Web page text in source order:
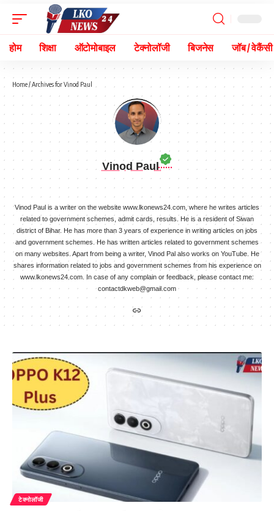
होम शिक्षा ऑटोमोबाइल टेक्नोलॉजी बिजनेस जॉब / वेकैंसी
Home/Archives for Vinod Paul
Vinod Paul
Vinod Paul is a writer on the website www.lkonews24.com, where he writes articles
related to government schemes, admit cards, results. He is a resident of Siwan
district of Bihar. He has more than 3 years of experience in writing articles on jobs
and government schemes. He has written articles related to government schemes
on many websites. Apart from being a writer, Vinod Pal also works on YouTube. He
shares information related to jobs and government schemes from his experience on
www.lkonews24.com. In case of any complain or feedback, please contact me:
contactdkweb@gmail.com
टेक्नोलॉजी